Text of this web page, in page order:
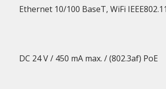
Ethernet 10/100 BaseT, WiFi
DC 24 V / 450 mA max. / (802.3af) PoE